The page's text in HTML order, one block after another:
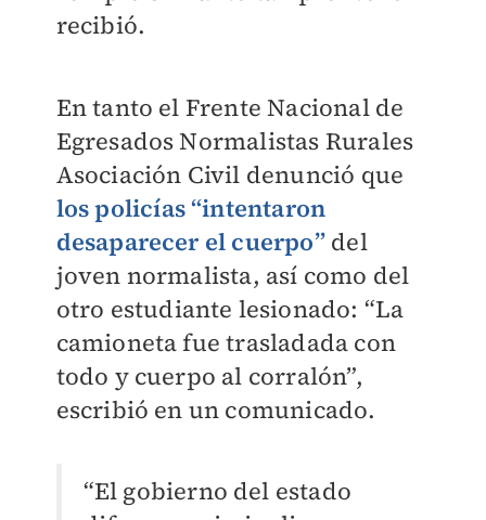
recibió.
En tanto el Frente Nacional de
Egresados Normalistas Rurales
Asociación Civil denunció que
los policías “intentaron
desaparecer el cuerpo” del
joven normalista, así como del
otro estudiante lesionado: “La
camioneta fue trasladada con
todo y cuerpo al corralón”,
escribió en un comunicado.
“El gobierno del estado